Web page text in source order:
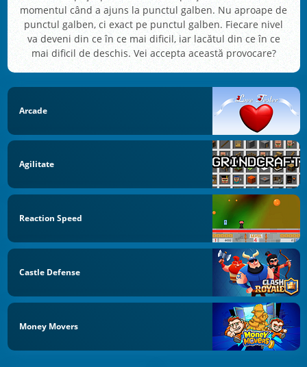
momentul când a ajuns la punctul galben. Nu aproape de
punctul galben, ci exact pe punctul galben. Fiecare nivel
va deveni din ce în ce mai dificil, iar lacătul din ce în ce
mai dificil de deschis. Vei accepta această provocare?
Arcade
Agilitate
Reaction Speed
Castle Defense
Money Movers